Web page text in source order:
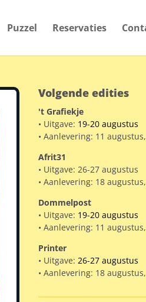
Puzzel Reservaties
Volgende edities
't Grafiekje
• Uitgave: 19-20
• Aanlevering: 11
Afrit31
• Uitgave: 26-27 augustus
• Aanlevering: 18
Dommelpost
• Uitgave: 19-20
• Aanlevering: 11
Printer
• Uitgave: 26-27
• Aanlevering: 18